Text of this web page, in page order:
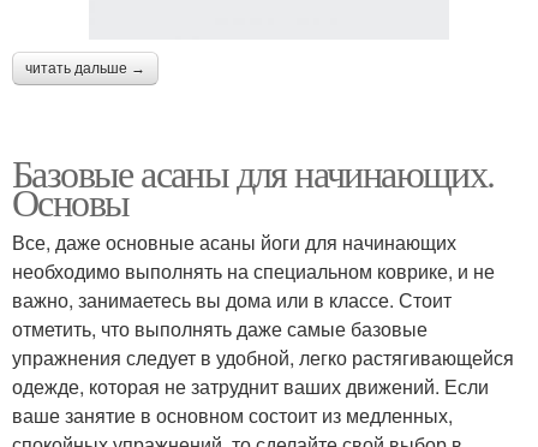
читать дальше →
Базовые асаны для начинающих.
Основы
Все, даже основные асаны йоги для начинающих
необходимо выполнять на специальном коврике, и не
важно, занимаетесь вы дома или в классе. Стоит
отметить, что выполнять даже самые базовые
упражнения следует в удобной, легко растягивающейся
одежде, которая не затруднит ваших движений. Если
ваше занятие в основном состоит из медленных,